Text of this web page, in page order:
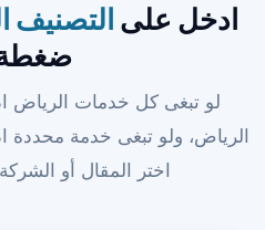
ادخل على التصنيف
لو تبغى كل خدمات
الرياض، ولو تبغى خدمة محددة
اختر المقال أو